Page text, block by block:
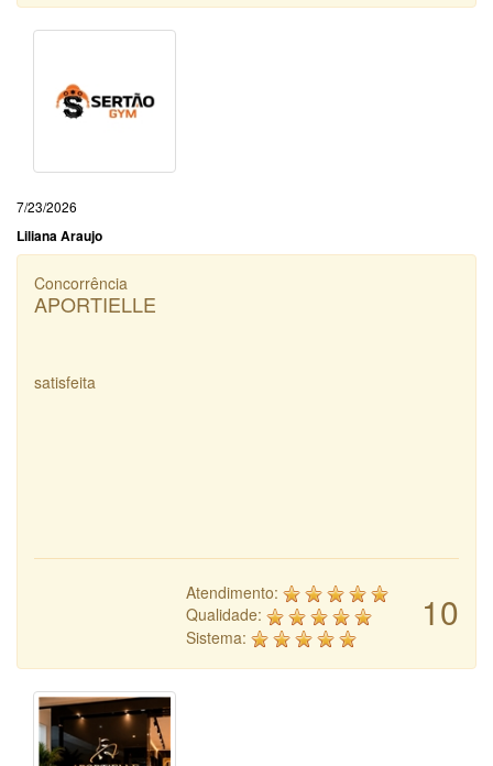
7/23/2026
Liliana Araujo
Concorrência
APORTIELLE
satisfeita
10
Atendimento:
Qualidade:
Sistema: